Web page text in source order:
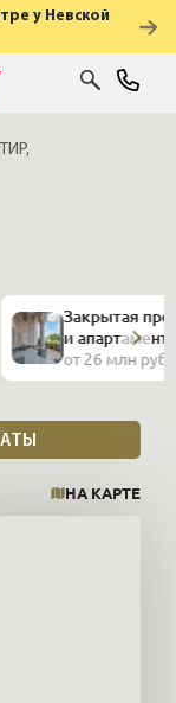
у Невской
Видовые
от 26 млн руб
НА КАРТЕ